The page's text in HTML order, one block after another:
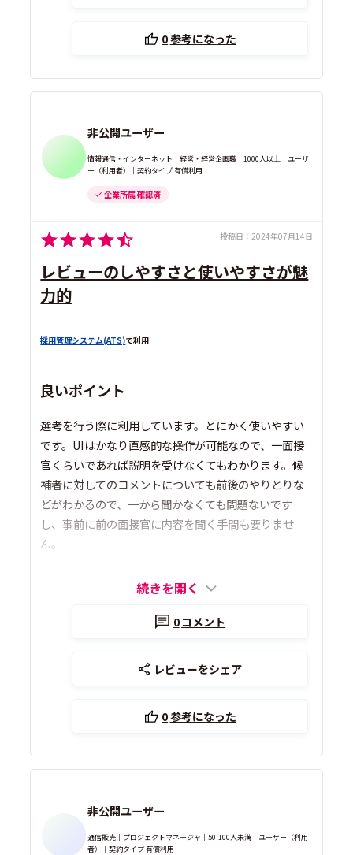
0参考になった
非公開ユーザー
情報通信・インターネット｜経営・経営企画職｜1000人以上｜ユーザ
ー（利用者）｜契約タイプ 有償利用
企業所属 確認済
投稿日： 2024年07月14日
レビューのしやすさと使いやすさが魅
力的
採用管理システム(ATS)で利用
良いポイント
選考を行う際に利用しています。とにかく使いやすい
です。UIはかなり直感的な操作が可能なので、一面接
官くらいであれば説明を受けなくてもわかります。候
補者に対してのコメントについても前後のやりとりな
どがわかるので、一から聞かなくても問題ないです
し、事前に前の面接官に内容を聞く手間も要りませ
ん。
続きを開く
0コメント
レビューをシェア
0参考になった
非公開ユーザー
通信販売｜プロジェクトマネージャ｜50-100人未満｜ユーザー（利用
者）｜契約タイプ 有償利用